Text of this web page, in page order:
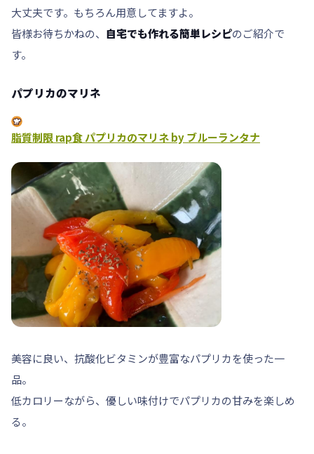
大丈夫です。もちろん用意してますよ。
皆様お待ちかねの、 自宅でも作れる簡単レシピのご紹介で
す。
パプリカのマリネ
脂質制限 rap食 パプリカのマリネ by ブルーランタナ
美容に良い、 抗酸化ビタミンが豊富なパプリカを使った一
品。
低カロリーながら、優しい味付けでパプリカの甘みを楽しめ
る。